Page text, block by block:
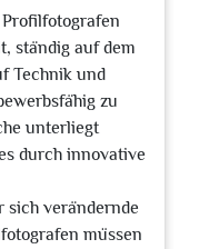
ständig auf dem
Technik und
zu
unterliegt
durch innovative
sich verändernde
müssen